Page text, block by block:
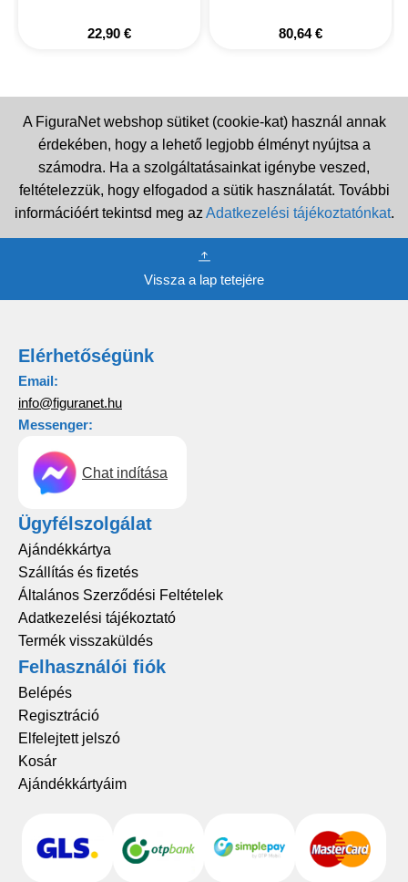
22,90 € 80,64€
A FiguraNet webshop sütiket (cookie-kat) használ annak
érdekében, hogy a lehető legjobb élményt nyújtsa a
számodra. Ha a szolgáltatásainkat igénybe veszed,
feltételezzük, hogy elfogadod a sütik használatát. További
információért tekintsd meg az Adatkezelési tájékoztatónkat.
Vissza a lap tetejére
Elérhetőségünk
Email:
info@figuranet.hu
Messenger:
Chat indítása
Ügyfélszolgálat
Ajándékkártya
Szállítás és fizetés
Általános Szerződési Feltételek
Adatkezelési tájékoztató
Termék visszaküldés
Felhasználói fiók
Belépés
Regisztráció
Elfelejtett jelszó
Kosár
Ajándékkártyáim